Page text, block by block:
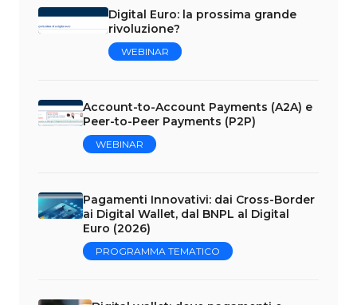
Digital Euro: la prossima grande
rivoluzione?
WEBINAR
Account-to-Account Payments (A2A) e
Peer-to-Peer Payments (P2P)
WEBINAR
Pagamenti Innovativi: dai Cross-Border
ai Digital Wallet, dal BNPL al Digital
Euro (2026)
PROGRAMMA TEMATICO